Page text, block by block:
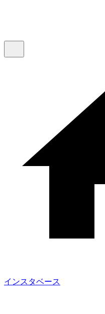
インスタベース